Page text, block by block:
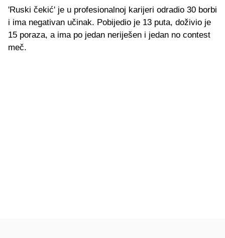
'Ruski čekić' je u profesionalnoj karijeri odradio 30 borbi
i ima negativan učinak. Pobijedio je 13 puta, doživio je
15 poraza, a ima po jedan neriješen i jedan no contest
meč.